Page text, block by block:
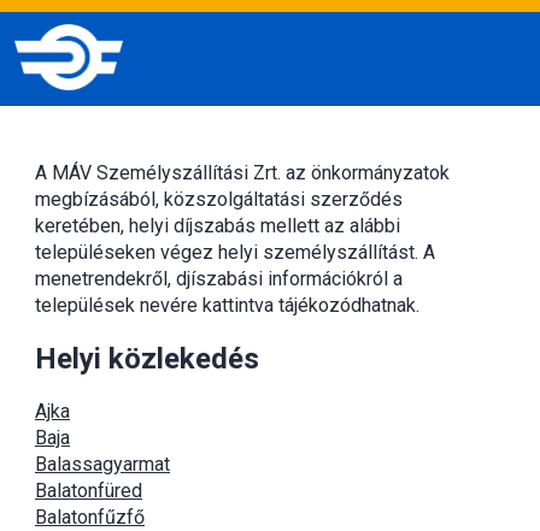
A MÁV Személyszállítási Zrt. az önkormányzatok
megbízásából, közszolgáltatási szerződés
keretében, helyi díjszabás mellett az alábbi
településeken végez helyi személyszállítást. A
menetrendekről, djíszabási információkról a
települések nevére kattintva tájékozódhatnak.
Helyi közlekedés
Ajka
Baja
Balassagyarmat
Balatonfüred
Balatonfűzfő